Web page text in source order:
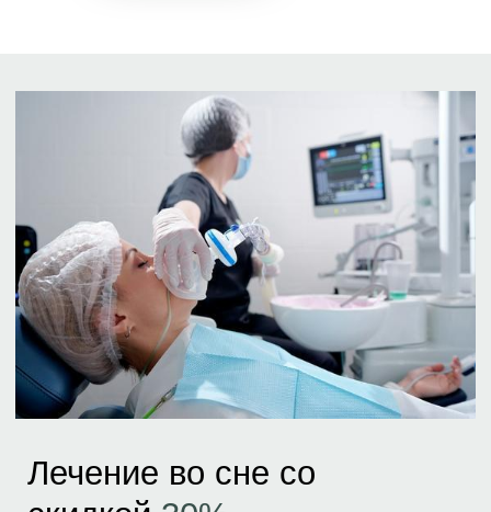
*Более подробную информацию о составе и
сроках действия акции уточняйте в клинике.
Записаться